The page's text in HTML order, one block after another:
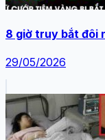
8 giờ truy bắt đôi
29/05/2026